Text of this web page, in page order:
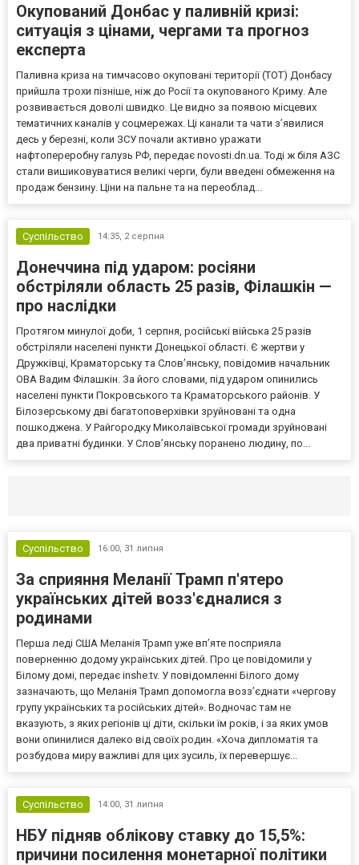
Окупований Донбас у паливній кризі:
ситуація з цінами, чергами та прогноз
експерта
Паливна криза на тимчасово окуповані території (ТОТ) Донбасу
прийшла трохи пізніше, ніж до Росії та окупованого Криму. Але
розвивається доволі швидко. Це видно за появою місцевих
тематичних каналів у соцмережах. Ці канали та чати з’явилися
десь у березні, коли ЗСУ почали активно уражати
нафтопереробну галузь РФ, передає novosti.dn.ua. Тоді ж біля АЗС
стали вишиковуватися великі черги, були введені обмеження на
продаж бензину. Ціни на пальне та на переоблад...
Суспільство 14:35, 2 серпня
Донеччина під ударом: росіяни
обстріляли область 25 разів, Філашкін —
про наслідки
Протягом минулої доби, 1 серпня, російські війська 25 разів
обстріляли населені пункти Донецької області. Є жертви у
Дружківці, Краматорську та Слов’янську, повідомив начальник
ОВА Вадим Філашкін. За його словами, під ударом опинились
населені пункти Покровського та Краматорського районів. У
Білозерському дві багатоповерхівки зруйновані та одна
пошкоджена. У Райгородку Миколаївської громади зруйновані
два приватні будинки. У Слов’янську поранено людину, по...
Суспільство 16:00, 31 липня
За сприяння Меланії Трамп п'ятеро
українських дітей возз'єдналися з
родинами
Перша леді США Меланія Трамп уже впʼяте посприяла
поверненню додому українських дітей. Про це повідомили у
Білому домі, передає inshe.tv. У повідомленні Білого дому
зазначають, що Меланія Трамп допомогла возз’єднати «чергову
групу українських та російських дітей». Водночас там не
вказують, з яких регіонів ці діти, скільки їм років, і за яких умов
вони опинилися далеко від своїх родин. «Хоча дипломатія та
розбудова миру важливі для цих зусиль, їх перевершує...
Суспільство 14:00, 31 липня
НБУ підняв облікову ставку до 15,5%:
причини посилення монетарної політики